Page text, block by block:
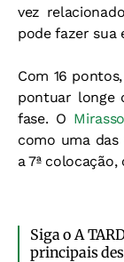
vez
pode fazer sua
Com 16
pontuar longe
fase. O
como uma das
a 7ª
Siga o A
principais